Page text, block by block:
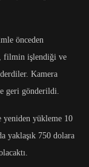
önceden
filmin işlendiği ve
Kamera
geri gönderildi.
yeniden yükleme 10
yaklaşık 750 dolara